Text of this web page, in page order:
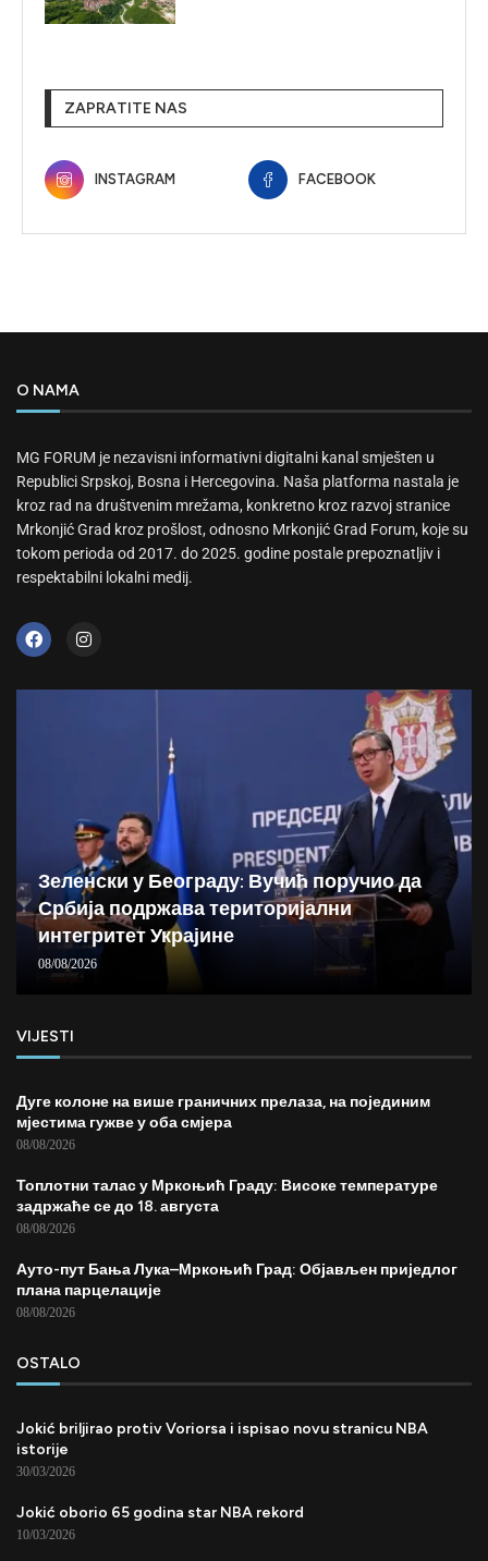
ZAPRATITE NAS
INSTAGRAM FACEBOOK
O NAMA
MG FORUM je nezavisni informativni digitalni kanal smješten u
Republici Srpskoj, Bosna i Hercegovina. Naša platforma nastala je
kroz rad na društvenim mrežama, konkretno kroz razvoj stranice
Mrkonjić Grad kroz prošlost, odnosno Mrkonjić Grad Forum, koje su
tokom perioda od 2017. do 2025. godine postale prepoznatljiv i
respektabilni lokalni medij.
Зеленски у Београду: Вучић поручио да
Србија подржава територијални
интегритет Украјине
08/08/2026
VIJESTI
Дуге колоне на више граничних прелаза, на појединим
мјестима гужве у оба смјера
08/08/2026
Топлотни талас у Мркоњић Граду: Високе температуре
задржаће се до 18. августа
08/08/2026
Ауто-пут Бања Лука–Мркоњић Град: Објављен приједлог
плана парцелације
08/08/2026
OSTALO
Jokić briljirao protiv Voriorsa i ispisao novu stranicu NBA
istorije
30/03/2026
Jokić oborio 65 godina star NBA rekord
10/03/2026